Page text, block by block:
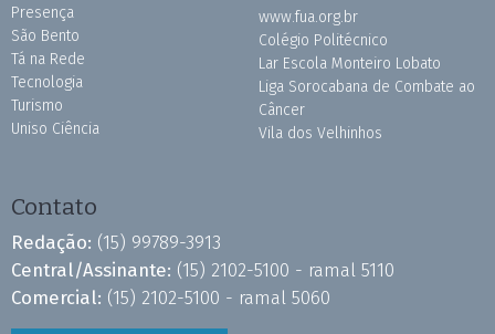
Presença
São Bento
Tá na Rede
Tecnologia
Turismo
Uniso Ciência
www.fua.org.br
Colégio Politécnico
Lar Escola Monteiro Lobato
Liga Sorocabana de Combate ao
Câncer
Vila dos Velhinhos
Contato
Redação: (15) 99789-3913
Central/Assinante: (15) 2102-5100 - ramal 5110
Comercial: (15) 2102-5100 - ramal 5060